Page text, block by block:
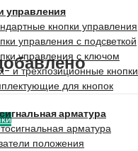
управления
кнопки управления
управления с подсветкой
управления с ключом
и трехпозиционные кнопки
для кнопок
арматура
арматура
положения